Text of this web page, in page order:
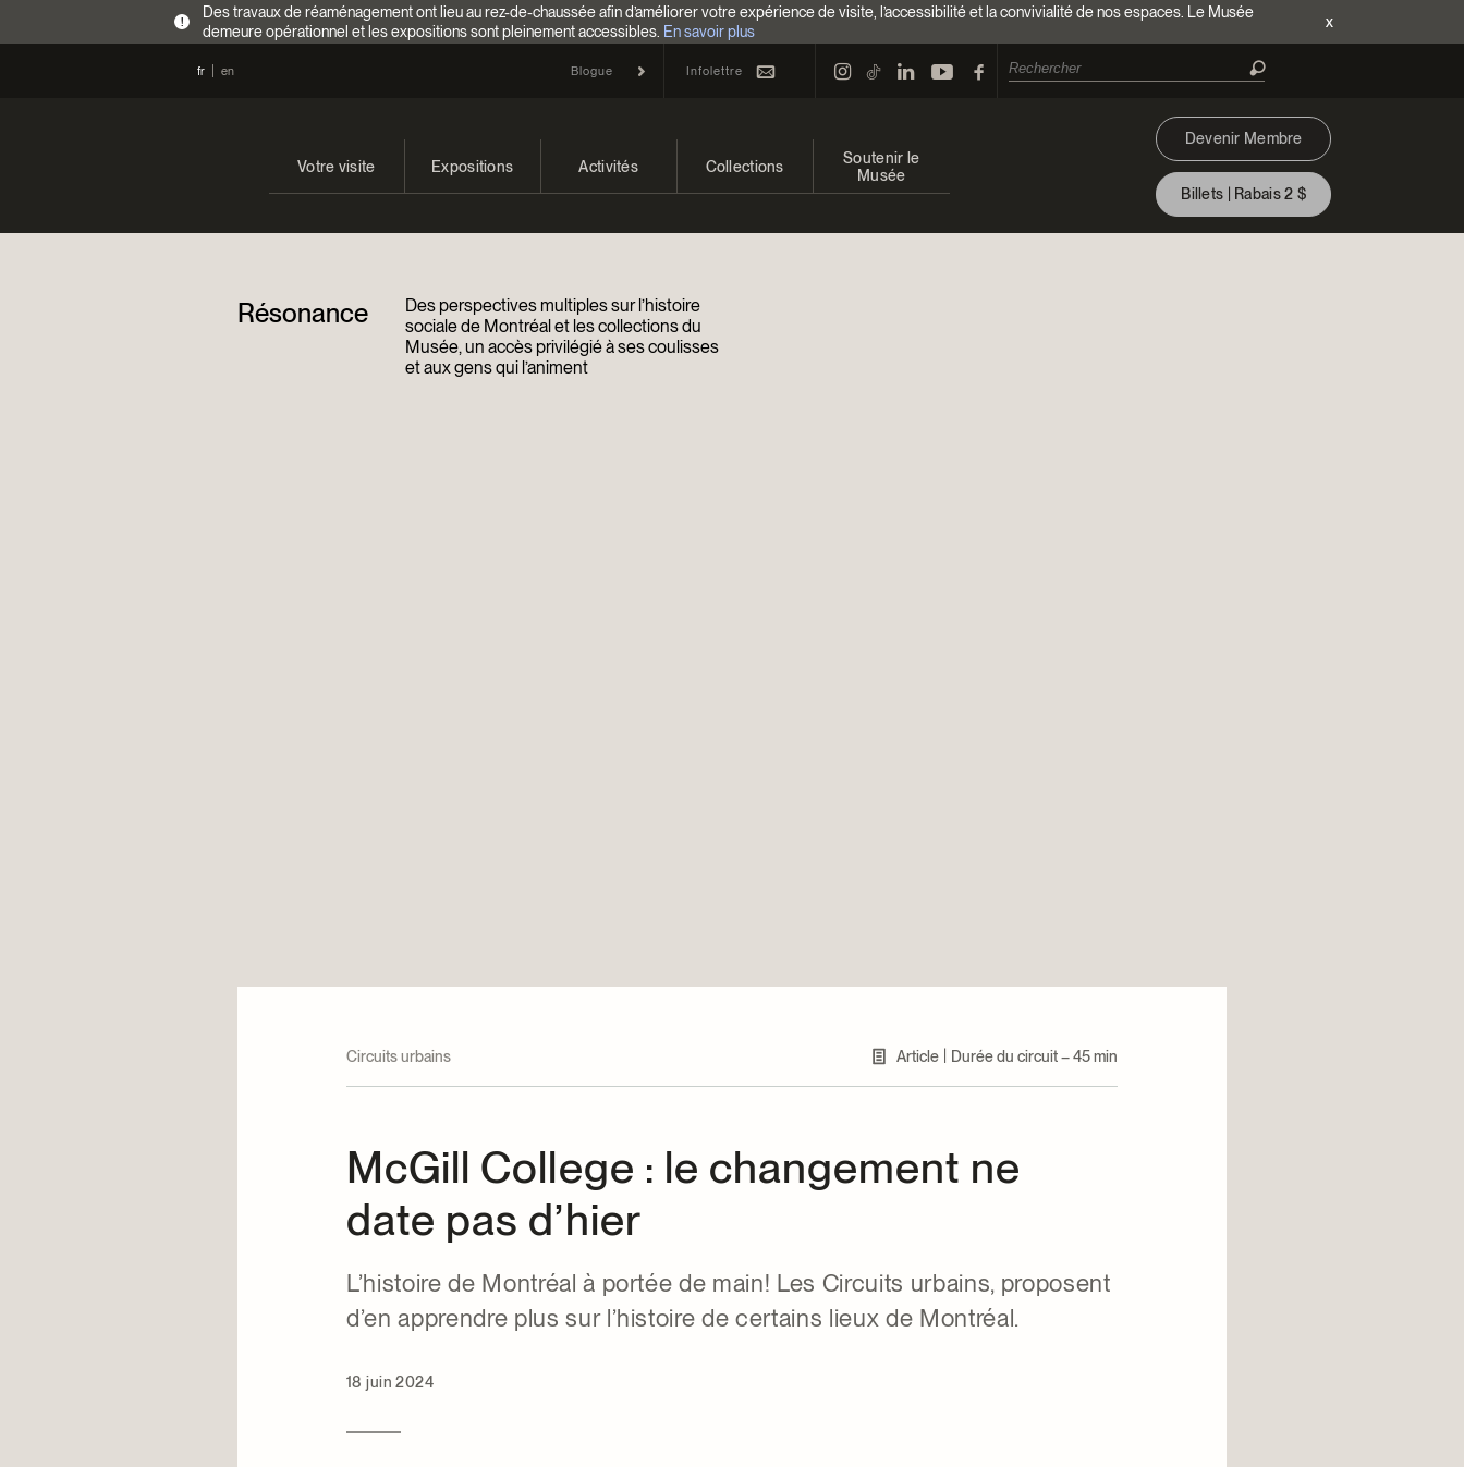
!
Des travaux de réaménagement ont lieu au rez-de-chaussée afin d’améliorer votre expérience de visite, l’accessibilité et la convivialité de nos espaces. Le Musée
demeure opérationnel et les expositions sont pleinement accessibles. En savoir plus
x
fr en Blogue Infolettre
Votre visite
Accès
Expositions Activités
Programmation Cultures autochtones
Colloques et symposiums
Collections
EncycloModeQC
Soutenir le
Musée
Devenir Membre
Billets | Rabais 2 $
Résonance
Des perspectives multiples sur l’histoire
sociale de Montréal et les collections du
Musée, un accès privilégié à ses coulisses
et aux gens qui l’animent
Circuits urbains Article Durée du circuit – 45 min
McGill College : le changement ne
date pas d’hier
L’histoire de Montréal à portée de main! Les Circuits urbains, proposent
d’en apprendre plus sur l’histoire de certains lieux de Montréal.
18 juin 2024